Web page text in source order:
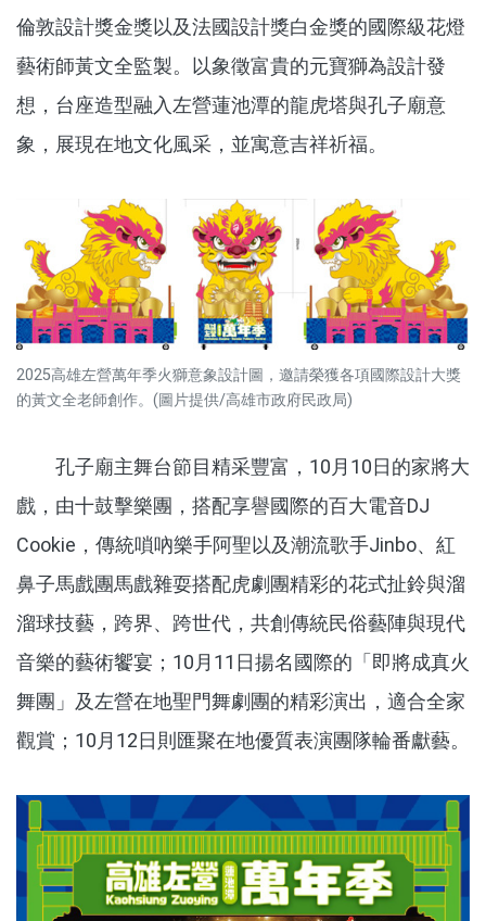
倫敦設計獎金獎以及法國設計獎白金獎的國際級花燈
藝術師黃文全監製。以象徵富貴的元寶獅為設計發
想，台座造型融入左營蓮池潭的龍虎塔與孔子廟意
象，展現在地文化風采，並寓意吉祥祈福。
2025高雄左營萬年季火獅意象設計圖，邀請榮獲各項國際設計大獎
的黃文全老師創作。(圖片提供/高雄市政府民政局)
孔子廟主舞台節目精采豐富，10月10日的家將大
戲，由十鼓擊樂團，搭配享譽國際的百大電音DJ
Cookie，傳統嗩吶樂手阿聖以及潮流歌手Jinbo、紅
鼻子馬戲團馬戲雜耍搭配虎劇團精彩的花式扯鈴與溜
溜球技藝，跨界、跨世代，共創傳統民俗藝陣與現代
音樂的藝術饗宴；10月11日揚名國際的「即將成真火
舞團」及左營在地聖門舞劇團的精彩演出，適合全家
觀賞；10月12日則匯聚在地優質表演團隊輪番獻藝。